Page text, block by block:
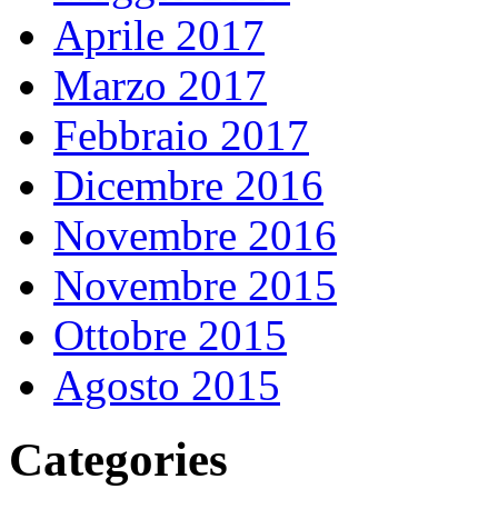
Aprile 2017
Marzo 2017
Febbraio 2017
Dicembre 2016
Novembre 2016
Novembre 2015
Ottobre 2015
Agosto 2015
Categories